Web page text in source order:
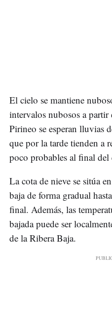
El cielo se mantiene
intervalos nubosos a
Pirineo se esperan lluvias
que por la tarde tienden a
poco probables al final del
La cota de nieve se sitúa
baja de forma gradual
final. Además, las
bajada puede ser
de la Ribera Baja.